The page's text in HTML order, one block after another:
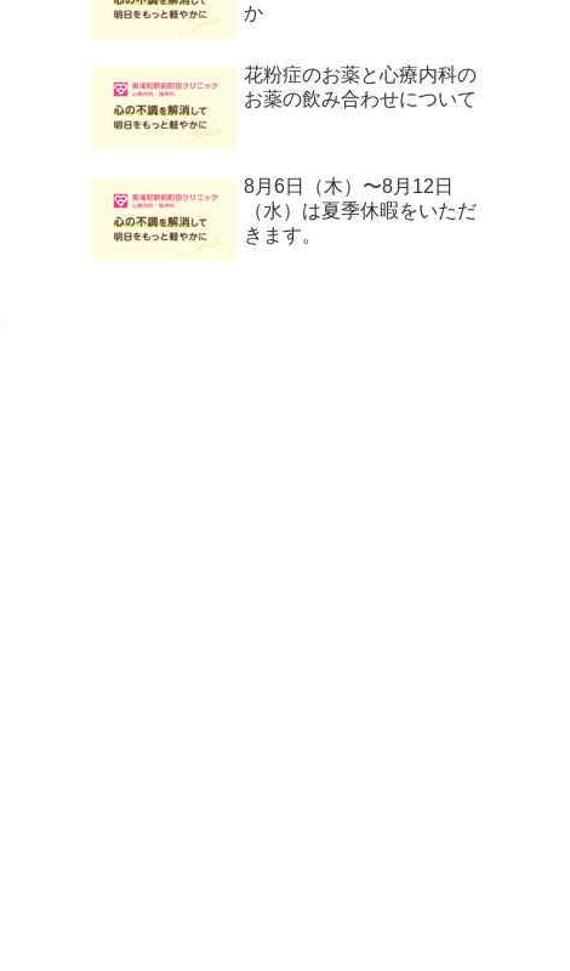
か
花粉症のお薬と心療内科の
お薬の飲み合わせについて
8月6日（木）〜8月12日
（水）は夏季休暇をいただ
きます。